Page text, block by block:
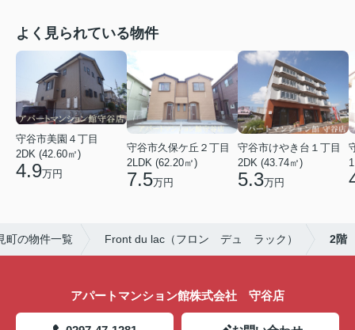
よく見られている物件
守谷市美園４丁目
2DK (42.60㎡)
4.9万円
守谷市久保ケ丘２丁目
2LDK (62.20㎡)
7.5万円
守谷市けやき台１丁目
2DK (43.74㎡)
5.3万円
町の物件一覧 Front du lac（フロン デュ ラック） 2階
アパートマンション館株式会社 守谷店